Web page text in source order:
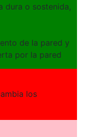
dura o sostenida,
de la pared y
por la pared
los